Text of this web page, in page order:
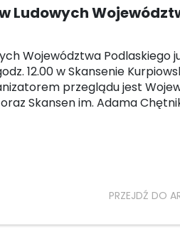
Ludowych
Województwa Podlaskiego
12.00 w Skansenie
przeglądu jest
Skansen im. Adama
PRZEJDŹ DO